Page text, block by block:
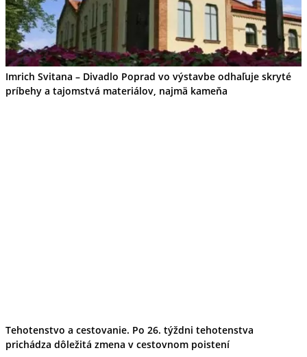
Imrich Svitana – Divadlo Poprad vo výstavbe odhaľuje skryté
príbehy a tajomstvá materiálov, najmä kameňa
Tehotenstvo a cestovanie. Po 26. týždni tehotenstva
prichádza dôležitá zmena v cestovnom poistení